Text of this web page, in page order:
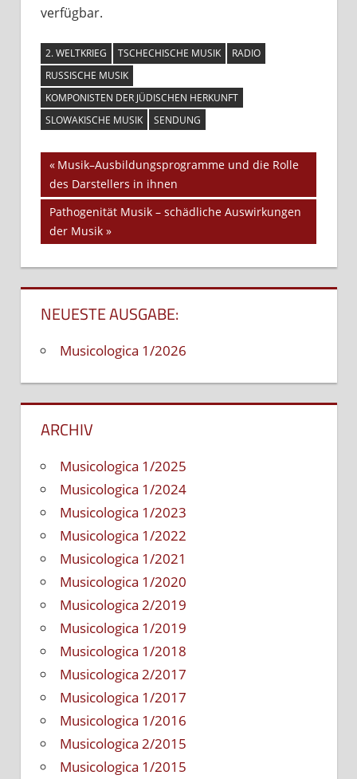
Zeit
verfügbar.
2. WELTKRIEG TSCHECHISCHE MUSIK
RADIO
RUSSISCHE MUSIK
KOMPONISTEN DER JÜDISCHEN HERKUNFT
SLOWAKISCHE MUSIK
SENDUNG
Beitrags-
Navigation
Vorheriger
Beitrag:
Musik–Ausbildungsprogramme und die Rolle
des Darstellers in ihnen
Nächster
Beitrag:
Pathogenität Musik – schädliche Auswirkungen
der Musik
NEUESTE AUSGABE:
Musicologica 1/2026
ARCHIV
Musicologica 1/2025
Musicologica 1/2024
Musicologica 1/2023
Musicologica 1/2022
Musicologica 1/2021
Musicologica 1/2020
Musicologica 2/2019
Musicologica 1/2019
Musicologica 1/2018
Musicologica 2/2017
Musicologica 1/2017
Musicologica 1/2016
Musicologica 2/2015
Musicologica 1/2015